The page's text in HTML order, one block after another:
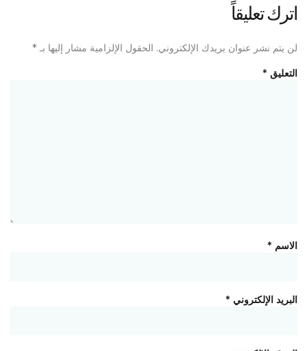
اترك تعليقاً
لن يتم نشر عنوان بريدك الإلكتروني. الحقول الإلزامية مشار إليها بـ *
التعليق *
الاسم *
البريد الإلكتروني *